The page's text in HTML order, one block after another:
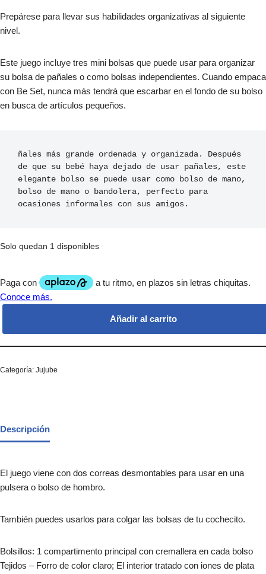
Prepárese para llevar sus habilidades organizativas al siguiente
nivel.
Este juego incluye tres mini bolsas que puede usar para organizar
su bolsa de pañales o como bolsas independientes. Cuando empaca
con Be Set, nunca más tendrá que escarbar en el fondo de su bolso
en busca de artículos pequeños.
ñales más grande ordenada y organizada. Después
de que su bebé haya dejado de usar pañales, este
elegante bolso se puede usar como bolso de mano,
bolso de mano o bandolera, perfecto para
ocasiones informales con sus amigos.
Solo quedan 1 disponibles
Añadir al carrito
Categoría: Jujube
Descripción
El juego viene con dos correas desmontables para usar en una
pulsera o bolso de hombro.
También puedes usarlos para colgar las bolsas de tu cochecito.
Bolsillos: 1 compartimento principal con cremallera en cada bolso
Tejidos – Forro de color claro; El interior tratado con iones de plata